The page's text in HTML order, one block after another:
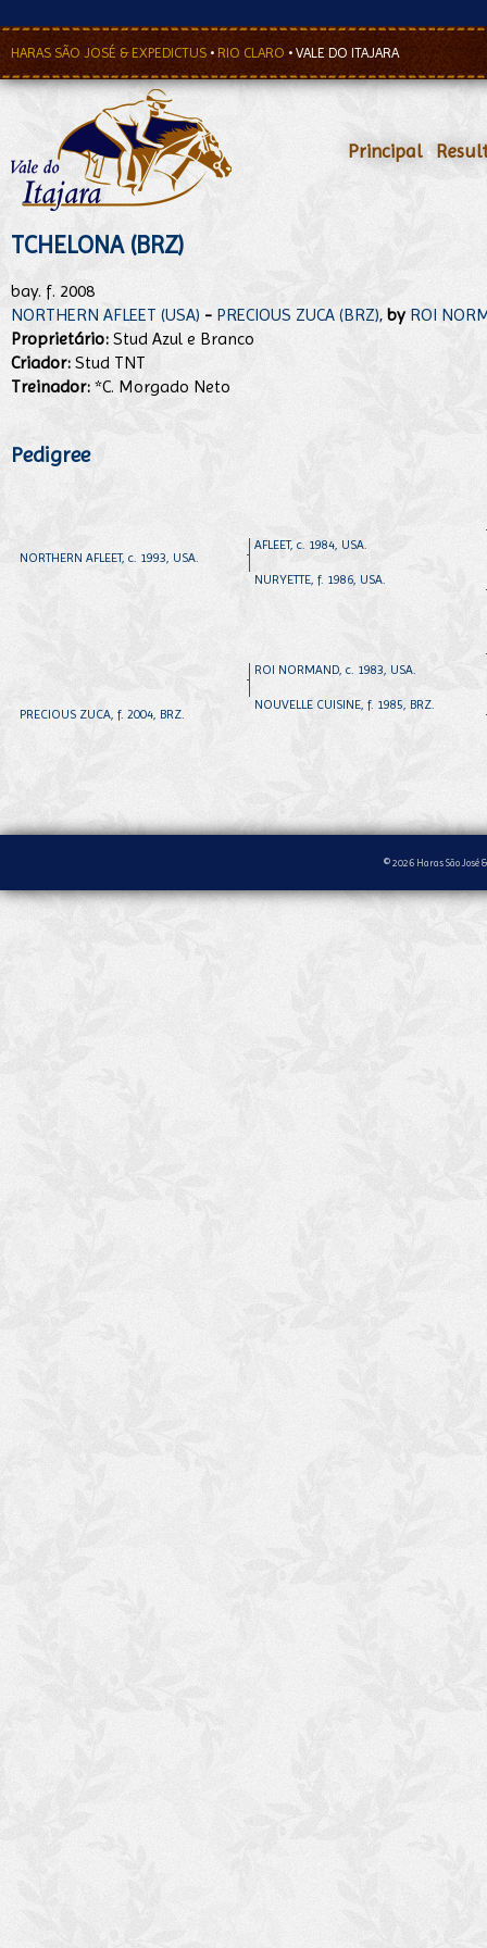
HARAS SÃO JOSÉ & EXPEDICTUS • RIO CLARO • VALE DO ITAJARA
Principal•
TCHELONA (BRZ)
bay. f. 2008
NORTHERN AFLEET (USA) - PRECIOUS ZUCA (BRZ), by ROI
Proprietário: Stud Azul e Branco
Criador: Stud TNT
Treinador: *C. Morgado Neto
Pedigree
NORTHERN AFLEET, c. 1993, USA.
PRECIOUS ZUCA, f. 2004, BRZ.
AFLEET, c. 1984, USA.
NURYETTE, f. 1986, USA.
ROI NORMAND, c. 1983, USA.
NOUVELLE CUISINE, f. 1985, BRZ.
© 2026 Haras São José